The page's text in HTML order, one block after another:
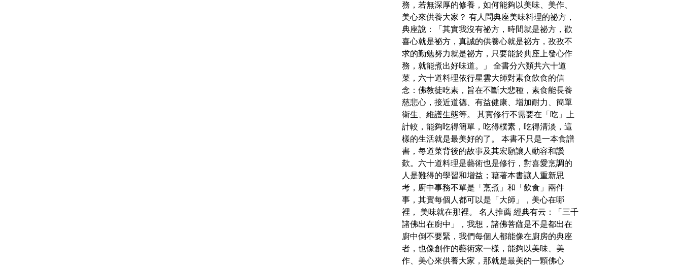
務，若無深厚的修養，如何能夠以美味、美作、
美心來供養大家？ 有人問典座美味料理的祕方，
典座說：「其實我沒有祕方，時間就是祕方，歡
喜心就是祕方，真誠的供養心就是祕方，孜孜不
求的勤勉努力就是祕方，只要能於典座上發心作
務，就能煮出好味道。」 全書分六類共六十道
菜，六十道料理依行星雲大師對素食飲食的信
念：佛教徒吃素，旨在不斷大悲種，素食能長養
慈悲心，接近道德、有益健康、增加耐力、簡單
衛生、維護生態等。 其實修行不需要在「吃」上
計較，能夠吃得簡單，吃得樸素，吃得清淡，這
樣的生活就是最美好的了。 本書不只是一本食譜
書，每道菜背後的故事及其宏願讓人動容和讚
歎。六十道料理是藝術也是修行，對喜愛烹調的
人是難得的學習和增益；藉著本書讓人重新思
考，廚中事務不單是「烹煮」和「飲食」兩件
事，其實每個人都可以是「大師」，美心在哪
裡， 美味就在那裡。 名人推薦 經典有云：「三千
諸佛出在廚中」，我想，諸佛菩薩是不是都出在
廚中倒不要緊，我們每個人都能像在廚房的典座
者，也像創作的藝術家一樣，能夠以美味、美
作、美心來供養大家，那就是最美的一顆佛心